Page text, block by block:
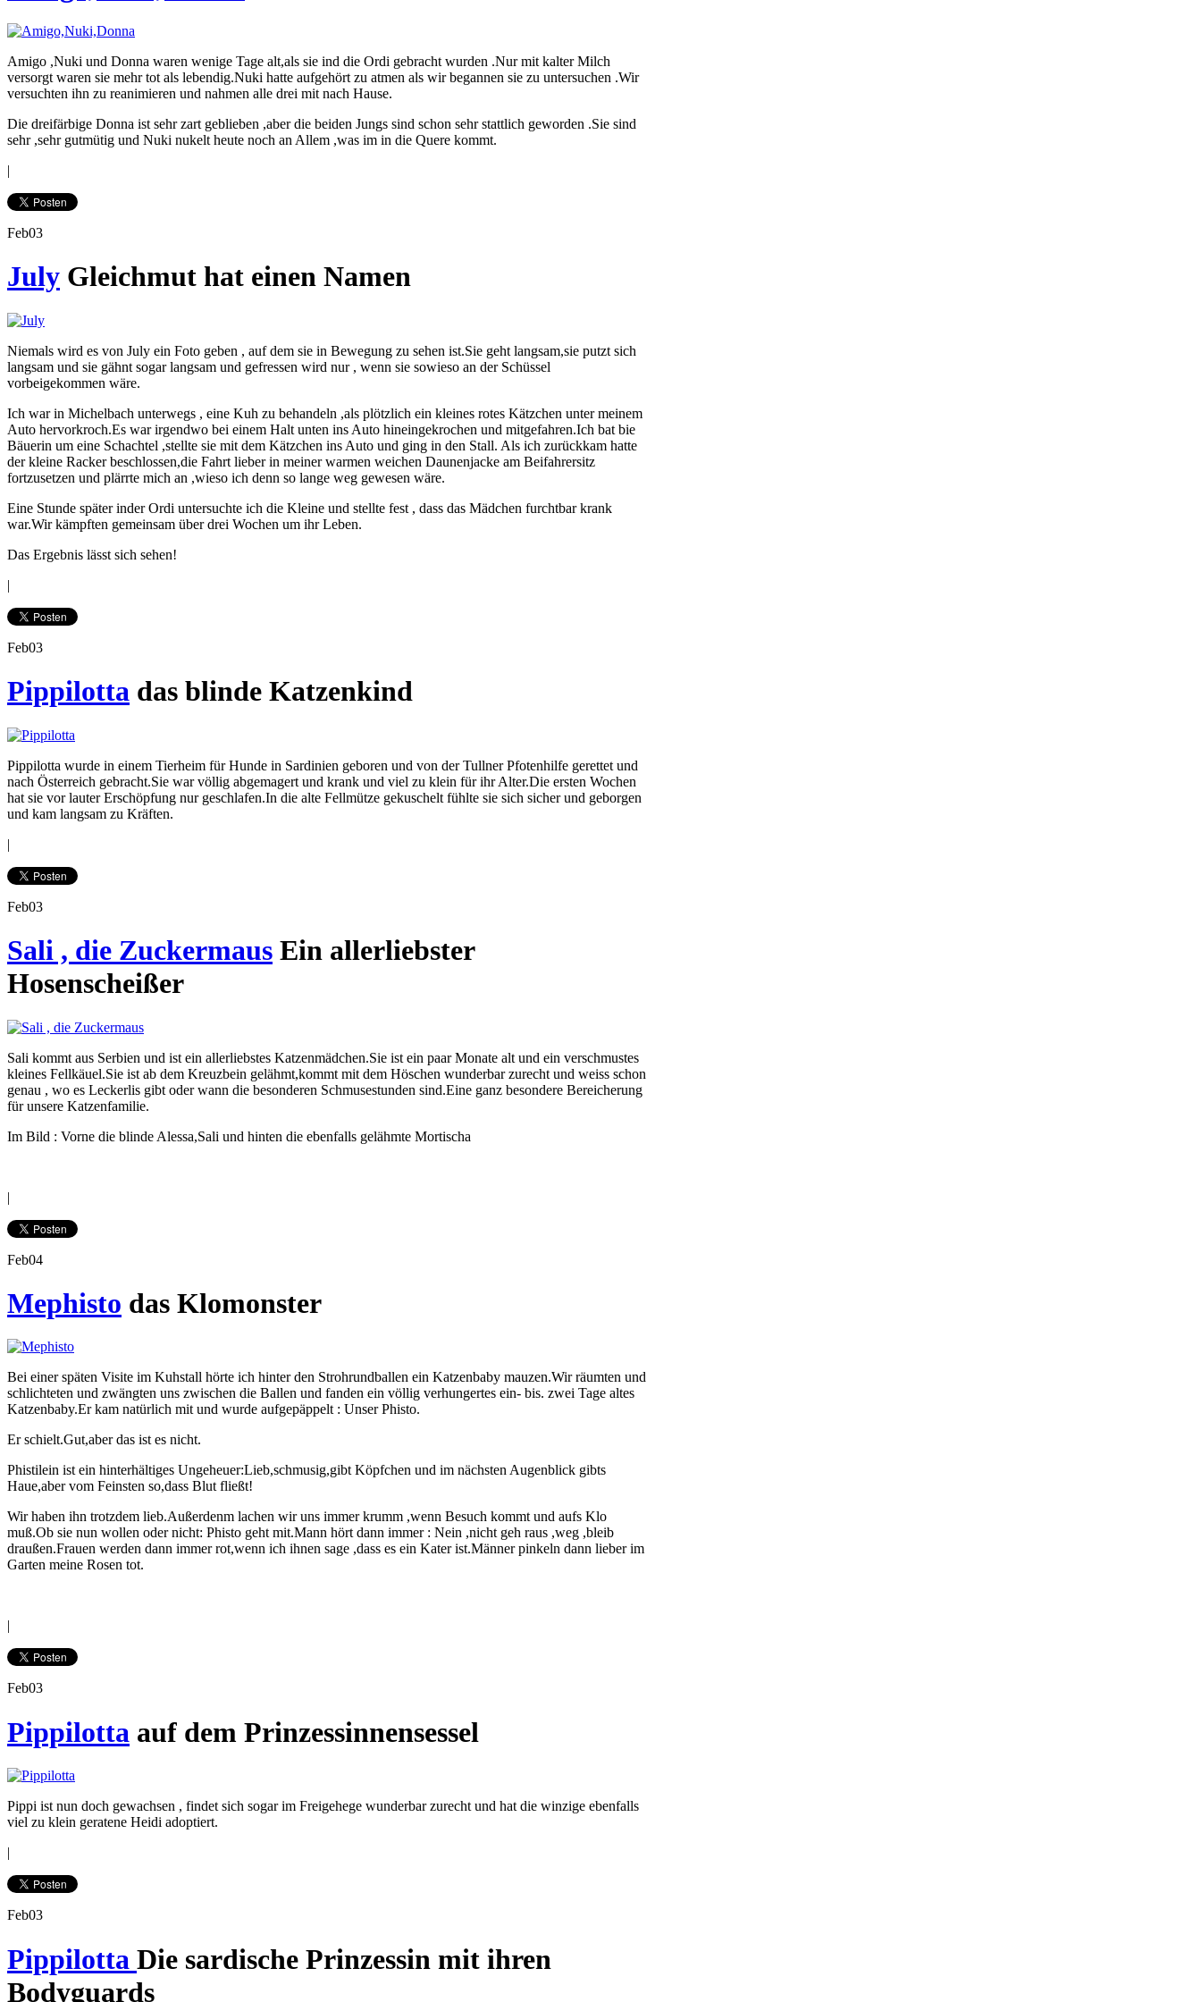
Amigo ,Nuki und Donna waren wenige Tage alt,als sie ind die Ordi gebracht wurden .Nur mit kalter Milch
versorgt waren sie mehr tot als lebendig.Nuki hatte aufgehört zu atmen als wir begannen sie zu untersuchen .Wir
versuchten ihn zu reanimieren und nahmen alle drei mit nach Hause.
Die dreifärbige Donna ist sehr zart geblieben ,aber die beiden Jungs sind schon sehr stattlich geworden .Sie sind
sehr ,sehr gutmütig und Nuki nukelt heute noch an Allem ,was im in die Quere kommt.
|
Feb03
July Gleichmut hat einen Namen
Niemals wird es von July ein Foto geben , auf dem sie in Bewegung zu sehen ist.Sie geht langsam,sie putzt sich
langsam und sie gähnt sogar langsam und gefressen wird nur , wenn sie sowieso an der Schüssel
vorbeigekommen wäre.
Ich war in Michelbach unterwegs , eine Kuh zu behandeln ,als plötzlich ein kleines rotes Kätzchen unter meinem
Auto hervorkroch.Es war irgendwo bei einem Halt unten ins Auto hineingekrochen und mitgefahren.Ich bat bie
Bäuerin um eine Schachtel ,stellte sie mit dem Kätzchen ins Auto und ging in den Stall. Als ich zurückkam hatte
der kleine Racker beschlossen,die Fahrt lieber in meiner warmen weichen Daunenjacke am Beifahrersitz
fortzusetzen und plärrte mich an ,wieso ich denn so lange weg gewesen wäre.
Eine Stunde später inder Ordi untersuchte ich die Kleine und stellte fest , dass das Mädchen furchtbar krank
war.Wir kämpften gemeinsam über drei Wochen um ihr Leben.
Das Ergebnis lässt sich sehen!
|
Feb03
Pippilotta das blinde Katzenkind
Pippilotta wurde in einem Tierheim für Hunde in Sardinien geboren und von der Tullner Pfotenhilfe gerettet und
nach Österreich gebracht.Sie war völlig abgemagert und krank und viel zu klein für ihr Alter.Die ersten Wochen
hat sie vor lauter Erschöpfung nur geschlafen.In die alte Fellmütze gekuschelt fühlte sie sich sicher und geborgen
und kam langsam zu Kräften.
|
Feb03
Sali , die Zuckermaus Ein allerliebster
Hosenscheißer
Sali kommt aus Serbien und ist ein allerliebstes Katzenmädchen.Sie ist ein paar Monate alt und ein verschmustes
kleines Fellkäuel.Sie ist ab dem Kreuzbein gelähmt,kommt mit dem Höschen wunderbar zurecht und weiss schon
genau , wo es Leckerlis gibt oder wann die besonderen Schmusestunden sind.Eine ganz besondere Bereicherung
für unsere Katzenfamilie.
Im Bild : Vorne die blinde Alessa,Sali und hinten die ebenfalls gelähmte Mortischa
|
Feb04
Mephisto das Klomonster
Bei einer späten Visite im Kuhstall hörte ich hinter den Strohrundballen ein Katzenbaby mauzen.Wir räumten und
schlichteten und zwängten uns zwischen die Ballen und fanden ein völlig verhungertes ein- bis. zwei Tage altes
Katzenbaby.Er kam natürlich mit und wurde aufgepäppelt : Unser Phisto.
Er schielt.Gut,aber das ist es nicht.
Phistilein ist ein hinterhältiges Ungeheuer:Lieb,schmusig,gibt Köpfchen und im nächsten Augenblick gibts
Haue,aber vom Feinsten so,dass Blut fließt!
Wir haben ihn trotzdem lieb.Außerdenm lachen wir uns immer krumm ,wenn Besuch kommt und aufs Klo
muß.Ob sie nun wollen oder nicht: Phisto geht mit.Mann hört dann immer : Nein ,nicht geh raus ,weg ,bleib
draußen.Frauen werden dann immer rot,wenn ich ihnen sage ,dass es ein Kater ist.Männer pinkeln dann lieber im
Garten meine Rosen tot.
|
Feb03
Pippilotta auf dem Prinzessinnensessel
Pippi ist nun doch gewachsen , findet sich sogar im Freigehege wunderbar zurecht und hat die winzige ebenfalls
viel zu klein geratene Heidi adoptiert.
|
Feb03
Pippilotta Die sardische Prinzessin mit ihren
Bodyguards